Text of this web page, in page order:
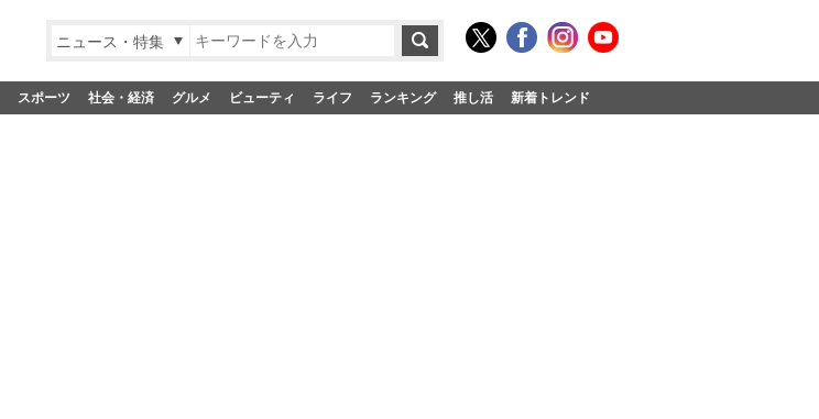
ニュース・特集
スポーツ 社会・経済 グルメ ビューティ ライフ ランキング 推し活 新着トレンド